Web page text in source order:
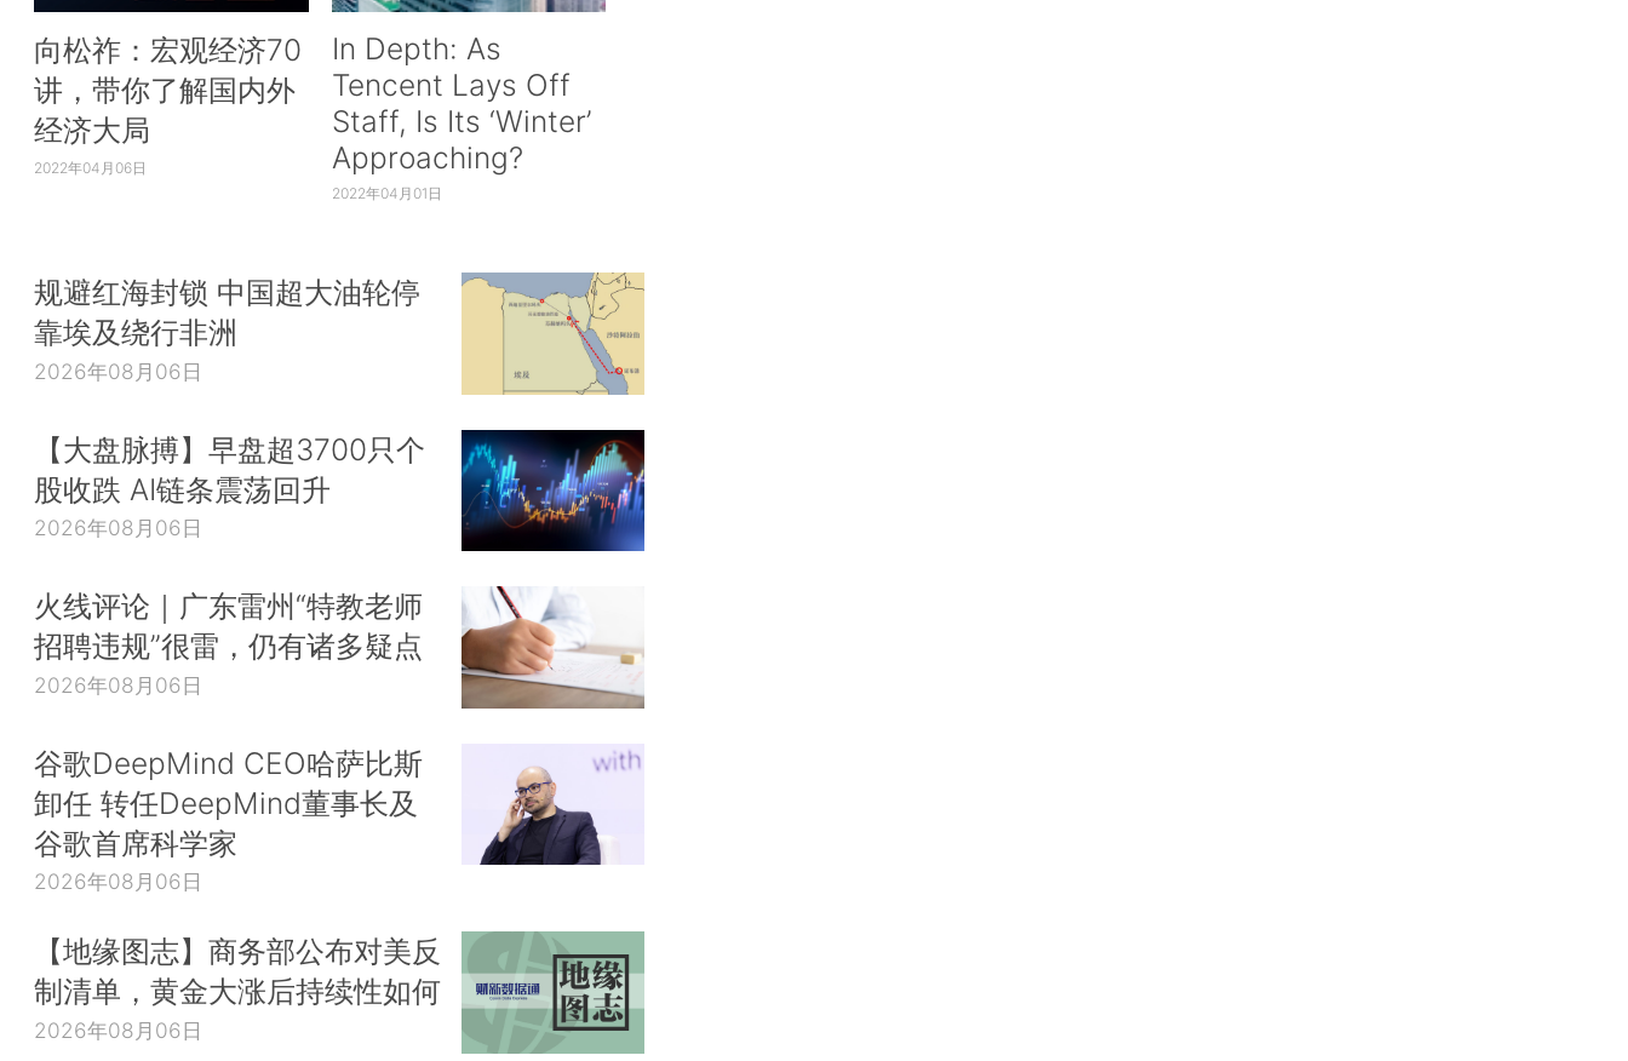
向松祚：宏观经济70
讲，带你了解国内外
经济大局
2022年04月06日
In Depth: As
Tencent Lays Off
Staff, Is Its ‘Winter’
Approaching?
2022年04月01日
规避红海封锁 中国超大油轮停
靠埃及绕行非洲
2026年08月06日
【大盘脉搏】早盘超3700只个
股收跌 AI链条震荡回升
2026年08月06日
火线评论｜广东雷州“特教老师
招聘违规”很雷，仍有诸多疑点
2026年08月06日
谷歌DeepMind CEO哈萨比斯
卸任 转任DeepMind董事长及
谷歌首席科学家
2026年08月06日
【地缘图志】商务部公布对美反
制清单，黄金大涨后持续性如何
2026年08月06日